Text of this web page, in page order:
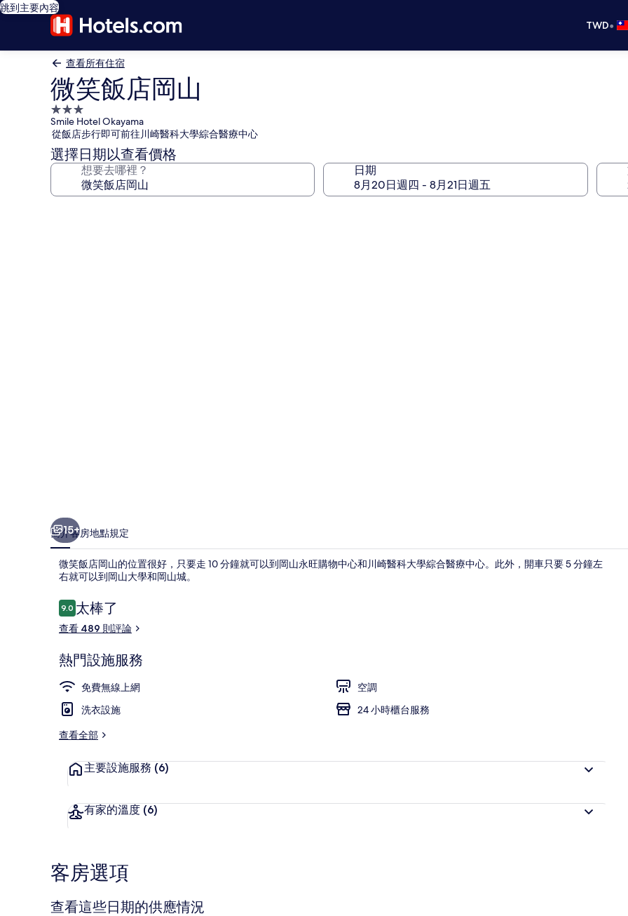
跳到主要內容
TWD•
查看所有住宿
微笑飯店岡山
3.0
星
級
住
宿
Smile Hotel Okayama
從飯店步行即可前往川崎醫科大學綜合醫療中心
選擇日期以查看價格
想要去哪裡？ 日期
15+
簡介客房地點規定
微笑飯店岡山的位置很好，只要走 10 分鐘就可以到岡山永旺購物中心和川崎醫科大學綜合醫療中心。此外，開車只要 5 分鐘左
右就可以到岡山大學和岡山城。
評
論
9.09.0 分，滿分 10 分，
太棒了
查看 489 則評論
熱門設施服務
免費無線上網
空調
洗衣設施
24 小時櫃台服務
查看全部
主要設施服務 (6)
有家的溫度 (6)
客房選項
查看這些日期的供應情況